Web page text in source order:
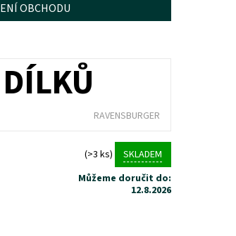
OBCHODU
RAVENSBURGER
(>3 ks)
SKLADEM
Můžeme doručit do:
12.8.2026